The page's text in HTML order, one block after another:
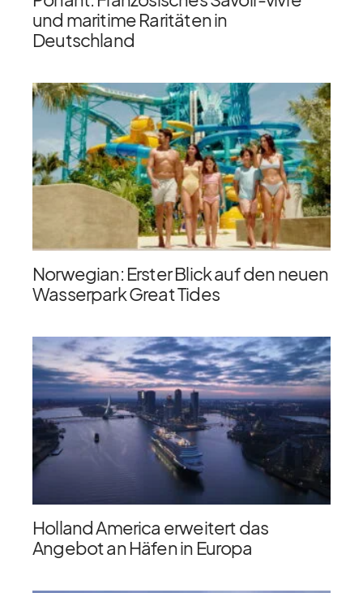
und maritime Raritäten in
Deutschland
Norwegian: Erster Blick auf den neuen
Wasserpark Great Tides
Holland America erweitert das
Angebot an Häfen in Europa